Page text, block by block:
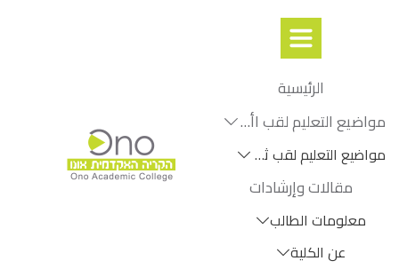
الرئيسية
مواضيع التعليم لقب اأول
مواضيع التعليم لقب ثانٍ
مقالات وإرشادات
معلومات الطالب
عن الكلية